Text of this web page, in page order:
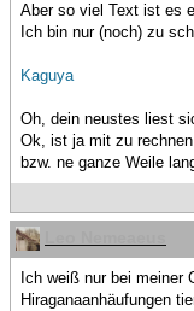
Aber so viel Text ist es
Ich bin nur (noch) zu
Kaguya
Oh, dein neustes liest
Ok, ist ja mit zu
bzw. ne ganze Weile
Ich weiß nur bei meiner
Hiraganaanhäufungen